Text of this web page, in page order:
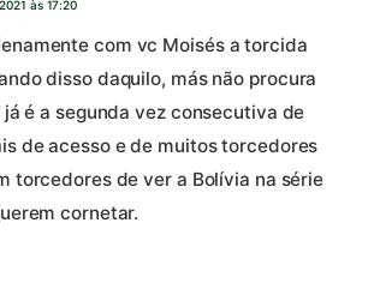
às 17:20
com vc Moisés a torcida
disso daquilo, más não procura
já é a segunda vez consecutiva de
de acesso e de muitos torcedores
torcedores de ver a Bolívia na série
cornetar.